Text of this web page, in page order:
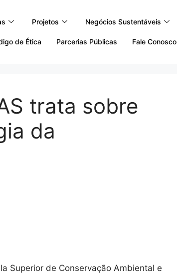
Projetos Negócios Sustentáveis
de Ética Parcerias Públicas Fale Conosco
trata sobre
da
Superior de Conservação Ambiental e